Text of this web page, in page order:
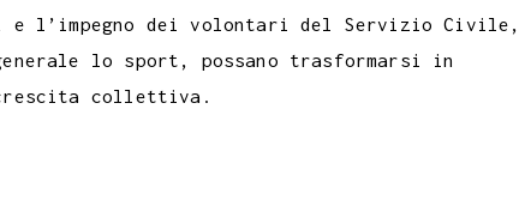
e l’impegno dei volontari del Servizio Civile,
lo sport, possano trasformarsi in
collettiva.